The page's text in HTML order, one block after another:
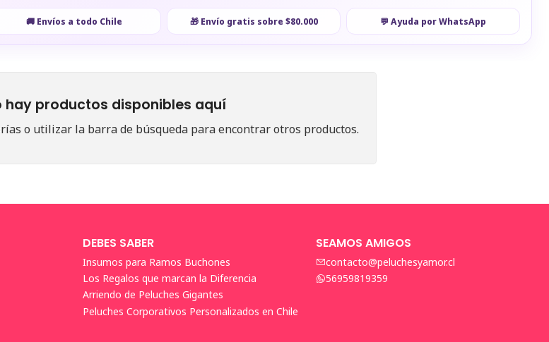
🚚 Envíos a todo Chile 🎁 Envío gratis sobre $80.000 💬 Ayuda por WhatsApp
hay productos disponibles aquí
o utilizar la barra de búsqueda para encontrar otros productos.
DEBES SABER
Insumos para Ramos Buchones
Los Regalos que marcan la Diferencia
Arriendo de Peluches Gigantes
Peluches Corporativos Personalizados en Chile
SEAMOS AMIGOS
contacto@peluchesyamor.cl
56959819359